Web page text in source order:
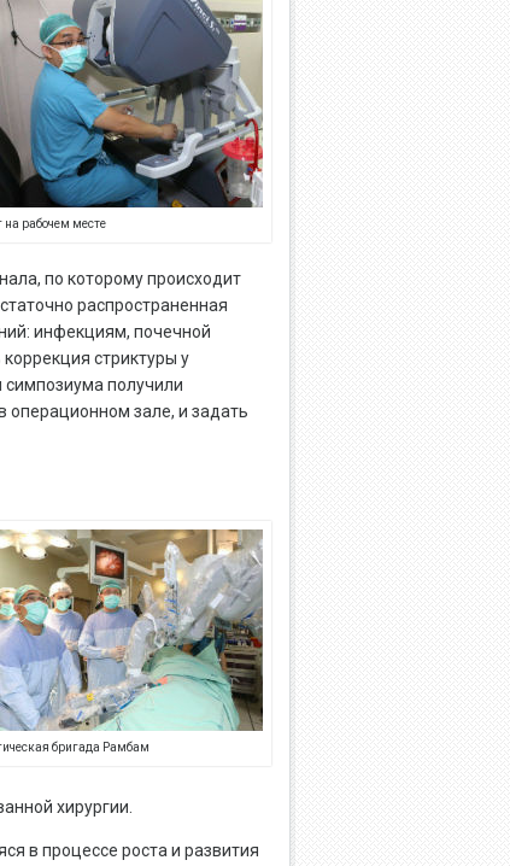
на рабочем месте
по которому происходит
распространенная
инфекциям, почечной
стриктуры у
симпозиума получили
операционном зале, и задать
бригада Рамбам
хирургии.
в процессе роста и развития